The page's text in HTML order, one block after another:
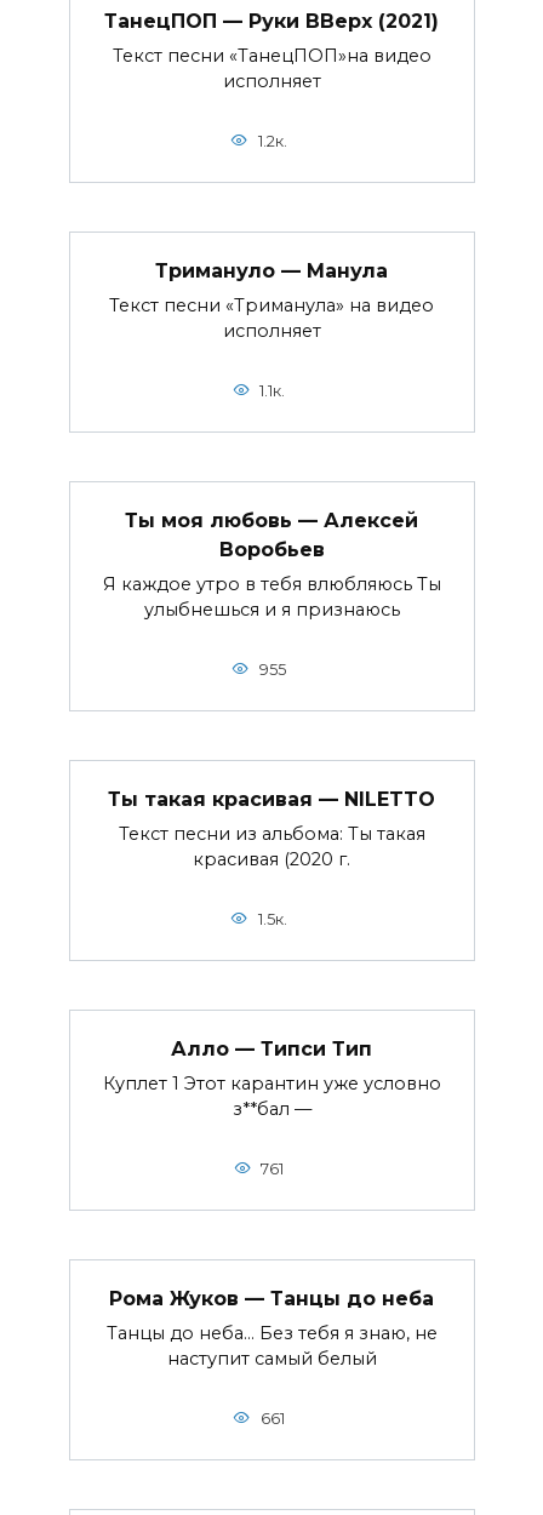
ТанецПОП — Руки ВВерх (2021)
Текст песни «ТанецПОП»на видео
исполняет
1.2к.
Тримануло — Манула
Текст песни «Триманула» на видео
исполняет
1.1к.
Ты моя любовь — Алексей
Воробьев
Я каждое утро в тебя влюбляюсь Ты
улыбнешься и я признаюсь
955
Ты такая красивая — NILETTO
Текст песни из альбома: Ты такая
красивая (2020 г.
1.5к.
Алло — Типси Тип
Куплет 1 Этот карантин уже условно
з**бал —
761
Рома Жуков — Танцы до неба
Танцы до неба… Без тебя я знаю, не
наступит самый белый
661